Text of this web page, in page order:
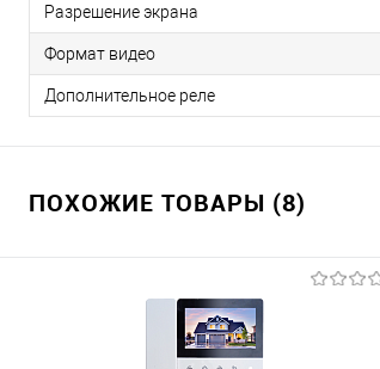
Разрешение экрана
Формат видео
Дополнительное реле
ПОХОЖИЕ ТОВАРЫ (8)